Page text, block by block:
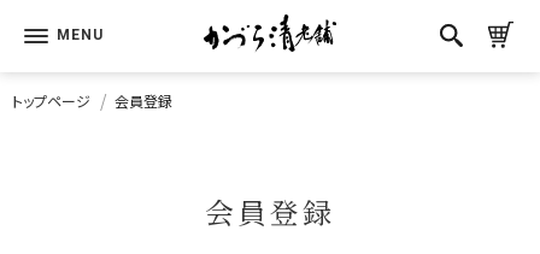
トップページ 会員登録
会員登録